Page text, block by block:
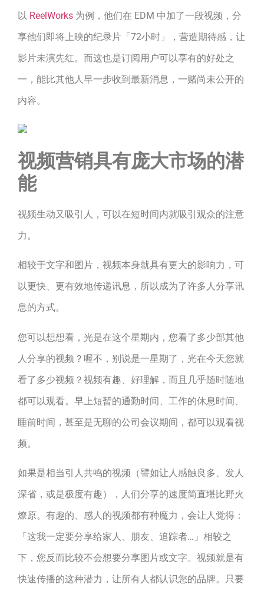
以 ReelWorks 为例，他们在 EDM 中加了一段视频，分
享他们即将上映的纪录片「72小时」，营造期待感，让
影片未演先红。而这也是订阅用户可以享有的好处之
一，能比其他人早一步收到最新消息，一赌尚未公开的
内容。
视频营销具有庞大市场的潜
能
视频生动又吸引人，可以在短时间内就吸引观众的注意
力。
相较于文字和图片，视频本身就具有更大的影响力，可
以更快、更有效地传递讯息，所以成为了许多人分享讯
息的方式。
您可以想想看，光是在这个星期内，您看了多少部其他
人分享的视频？喔不，别说是一星期了，光在今天您就
看了多少视频？视频有趣、好理解，而且几乎随时随地
都可以观看。早上短暂的通勤时间、工作的休息时间、
睡前时间，甚至是无聊的公司会议期间，都可以观看视
频。
如果是相当引人共鸣的视频（譬如让人感触良多、发人
深省，或是极度有趣），人们分享的速度简直堪比野火
燎原。有趣的、感人的视频都有种魔力，会让人觉得：
「这我一定要分享给家人、朋友、追踪者…」相较之
下，您反而比较不会想要分享图片或文字。视频就是有
快速传播的这种潜力，让所有人都认识您的品牌。只要